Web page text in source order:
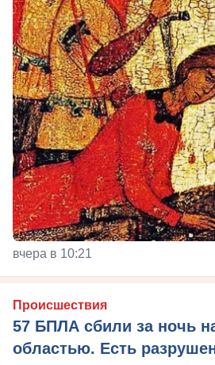
вчера в 10:21
Происшествия
57 БПЛА сбили за ночь
областью. Есть